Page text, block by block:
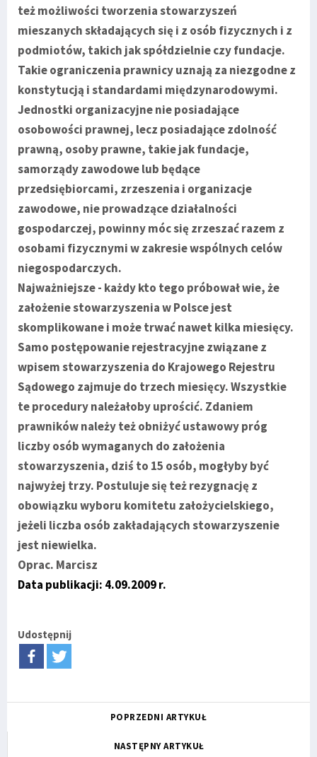
też możliwości tworzenia stowarzyszeń
mieszanych składających się i z osób fizycznych i z
podmiotów, takich jak spółdzielnie czy fundacje.
Takie ograniczenia prawnicy uznają za niezgodne z
konstytucją i standardami międzynarodowymi.
Jednostki organizacyjne nie posiadające
osobowości prawnej, lecz posiadające zdolność
prawną, osoby prawne, takie jak fundacje,
samorządy zawodowe lub będące
przedsiębiorcami, zrzeszenia i organizacje
zawodowe, nie prowadzące działalności
gospodarczej, powinny móc się zrzeszać razem z
osobami fizycznymi w zakresie wspólnych celów
niegospodarczych.
Najważniejsze - każdy kto tego próbował wie, że
założenie stowarzyszenia w Polsce jest
skomplikowane i może trwać nawet kilka miesięcy.
Samo postępowanie rejestracyjne związane z
wpisem stowarzyszenia do Krajowego Rejestru
Sądowego zajmuje do trzech miesięcy. Wszystkie
te procedury należałoby uprościć. Zdaniem
prawników należy też obniżyć ustawowy próg
liczby osób wymaganych do założenia
stowarzyszenia, dziś to 15 osób, mogłyby być
najwyżej trzy. Postuluje się też rezygnację z
obowiązku wyboru komitetu założycielskiego,
jeżeli liczba osób zakładających stowarzyszenie
jest niewielka.
Oprac. Marcisz
Data publikacji: 4.09.2009 r.
Udostępnij
POPRZEDNI ARTYKUŁ
NASTĘPNY ARTYKUŁ